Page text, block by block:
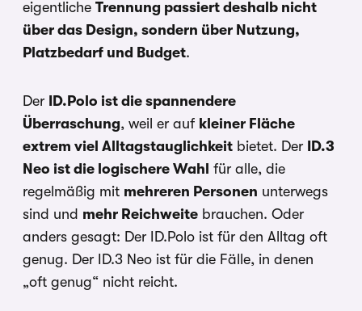
eigentliche Trennung passiert deshalb nicht
über das Design, sondern über Nutzung,
Platzbedarf und Budget.
Der ID.Polo ist die spannendere
Überraschung, weil er auf kleiner Fläche
extrem viel Alltagstauglichkeit bietet. Der ID.3
Neo ist die logischere Wahl für alle, die
regelmäßig mit mehreren Personen unterwegs
sind und mehr Reichweite brauchen. Oder
anders gesagt: Der ID.Polo ist für den Alltag oft
genug. Der ID.3 Neo ist für die Fälle, in denen
„oft genug“ nicht reicht.